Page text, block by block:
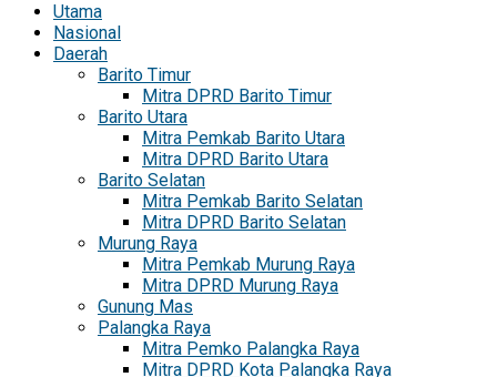
Utama
Nasional
Daerah
Barito Timur
Mitra DPRD Barito Timur
Barito Utara
Mitra Pemkab Barito Utara
Mitra DPRD Barito Utara
Barito Selatan
Mitra Pemkab Barito Selatan
Mitra DPRD Barito Selatan
Murung Raya
Mitra Pemkab Murung Raya
Mitra DPRD Murung Raya
Gunung Mas
Palangka Raya
Mitra Pemko Palangka Raya
Mitra DPRD Kota Palangka Raya